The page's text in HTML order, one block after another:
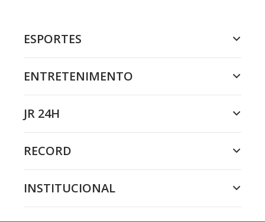
ESPORTES
ENTRETENIMENTO
JR 24H
RECORD
INSTITUCIONAL